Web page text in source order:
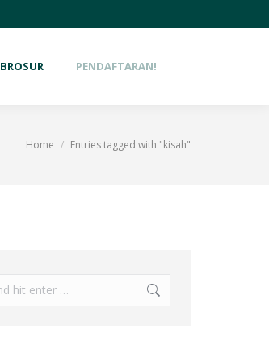
BROSUR PENDAFTARAN!
You are here:
Home Entries tagged with "kisah"